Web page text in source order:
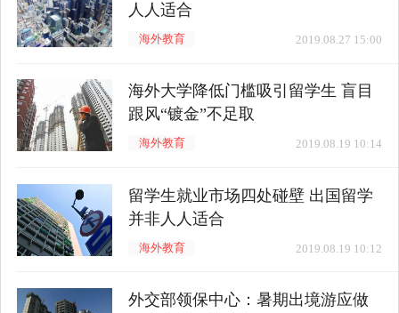
人人适合
2019.08.27 15:00
海外教育
海外大学降低门槛吸引留学生 盲目
跟风“镀金”不足取
2019.08.19 10:14
海外教育
留学生就业市场四处碰壁 出国留学
并非人人适合
2019.08.19 10:12
海外教育
外交部领保中心：暑期出境游应做